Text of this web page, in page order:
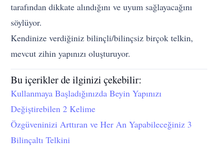
tarafından dikkate alındığını ve uyum sağlayacağını
söylüyor.
Kendinize verdiğiniz bilinçli/bilinçsiz birçok telkin,
mevcut zihin yapınızı oluşturuyor.
Bu içerikler de ilginizi çekebilir:
Kullanmaya Başladığınızda Beyin Yapınızı
Değiştirebilen 2 Kelime
Özgüveninizi Arttıran ve Her An Yapabileceğiniz 3
Bilinçaltı Telkini